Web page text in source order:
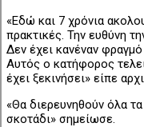
«Εδώ και 7 χρόνια
πρακτικές. Την ευθύνη
Δεν έχει κανέναν φραγμό
Αυτός ο κατήφορος
έχει ξεκινήσει» είπε
«Θα διερευνηθούν όλα
σκοτάδι» σημείωσε.